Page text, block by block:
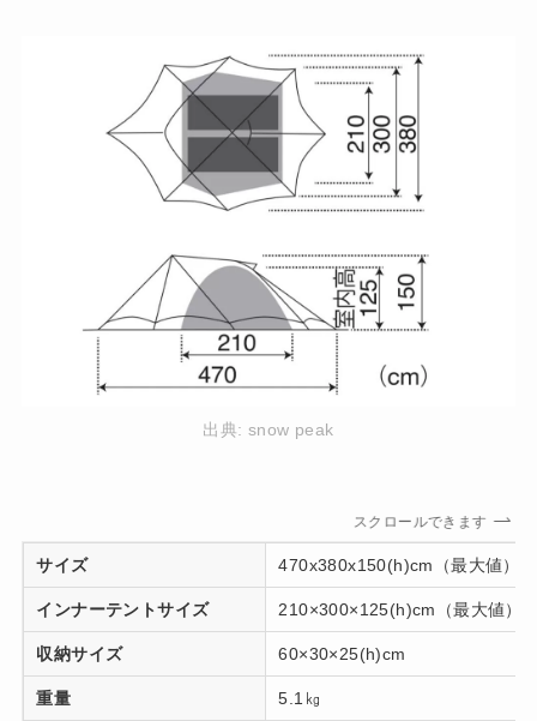
出典: snow peak
スクロールできます
サイズ 470x380x150(h)cm（最大値）
インナーテントサイズ 210×300×125(h)cm（最大値）
収納サイズ 60×30×25(h)cm
重量 5.1㎏